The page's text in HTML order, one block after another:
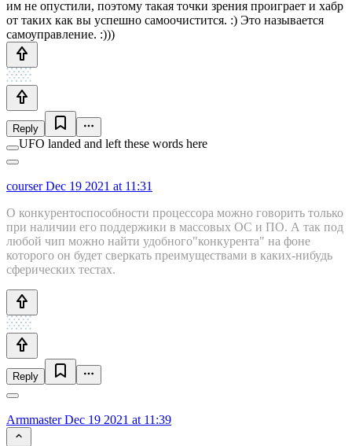
им не опустили, поэтому такая точки зрения проиграет и хабр
от таких как вы успешно самоочистится. :) Это называется
самоуправление. :)))
Reply
UFO landed and left these words here
courserDec 19 2021 at 11:31
О конкурентоспособности процессора можно говорить только
при наличии его поддержики в массовых ОС и ПО. А так под
любой чип можно найти удобного"конкурента" на фоне
которого он будет сверкать преимуществами в каких-нибудь
сферических тестах.
Reply
ArmmasterDec 19 2021 at 11:39